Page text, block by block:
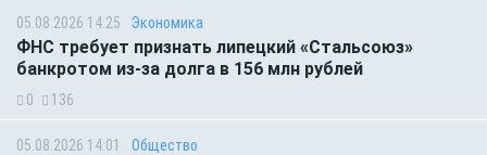
05.08.2026 14:25 Экономика
ФНС требует признать липецкий «Стальсоюз»
банкротом из-за долга в 156 млн рублей
0 136
05.08.2026 14:01 Общество